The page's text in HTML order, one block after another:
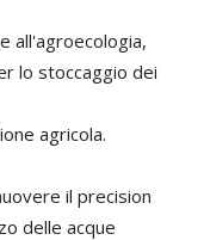
all'agroecologia,
lo stoccaggio dei
agricola.
il precision
delle acque